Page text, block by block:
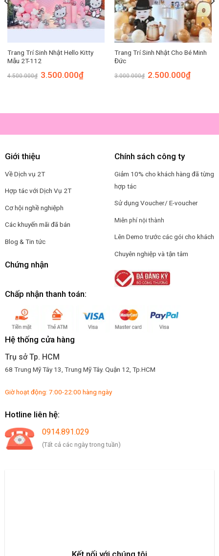
Trang Trí Sinh Nhật Hello Kitty
Mẫu 2T-112
4.500.000₫ Original
price
3.500.000₫Current
Trang Trí Sinh Nhật Cho Bé Minh
Đức
3.000.000₫ Original
price
2.500.000₫Current
Giới thiệu
Về Dịch vụ 2T
Hợp tác với Dịch Vụ 2T
Cơ hội nghề nghiệph
Các khuyến mãi đã bán
Blog & Tin tức
Chứng nhận
Chính sách công ty
Giảm 10% cho khách hàng đã từng
hợp tác
Sử dụng Voucher/ E-voucher
Miễn phí nội thành
Lên Demo trước các gói cho khách
Chuyên nghiệp và tận tâm
Chấp nhận thanh toán:
Hệ thống cửa hàng
Trụ sở Tp. HCM
68 Trung Mỹ Tây 13, Trung Mỹ Tây. Quận 12, Tp.HCM
Giờ hoạt động: 7:00-22:00 hàng ngày
Hotline liên hệ:
0914.891.029
(Tất cả các ngày trong tuần)